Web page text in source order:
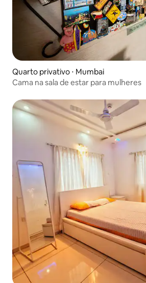
Quarto privativo ⋅ Mumbai
Cama na sala de estar para mulheres